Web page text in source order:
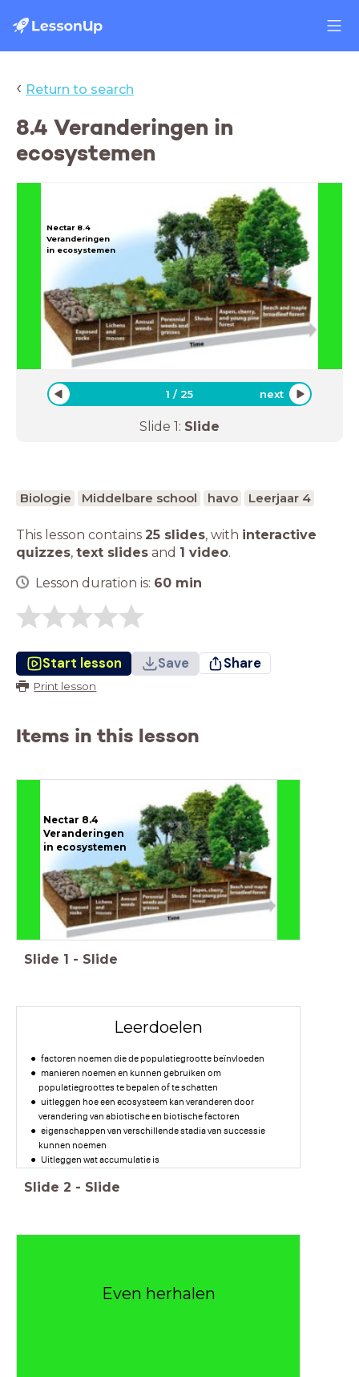
‹ Return to search
8.4 Veranderingen in
ecosystemen
Nectar 8.4
Veranderingen
in ecosystemen
1 /25 next
Slide 1: Slide
Biologie Middelbare school havo Leerjaar 4
This lesson contains 25 slides, with interactive
quizzes, text slides and 1 video.
Lesson duration is: 60 min
Start lesson Save Share
Print lesson
Items in this lesson
Nectar 8.4
Veranderingen
in ecosystemen
Slide 1 - Slide
Leerdoelen
factoren noemen die de populatiegrootte beïnvloeden
manieren noemen en kunnen gebruiken om
populatiegroottes te bepalen of te schatten
uitleggen hoe een ecosysteem kan veranderen door
verandering van abiotische en biotische factoren
eigenschappen van verschillende stadia van successie
kunnen noemen
Uitleggen wat accumulatie is
Slide 2 - Slide
Even herhalen